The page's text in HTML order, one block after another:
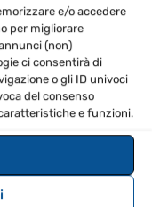
e/o accedere
per migliorare
(non)
ci consentirà di
o gli ID univoci
del consenso
e funzioni.
Hz – 20 kHz (+/- 3